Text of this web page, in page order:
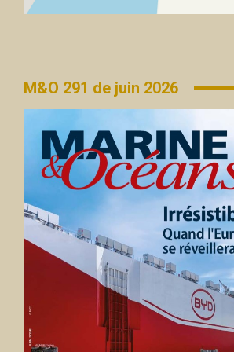
M&O 291 de juin 2026